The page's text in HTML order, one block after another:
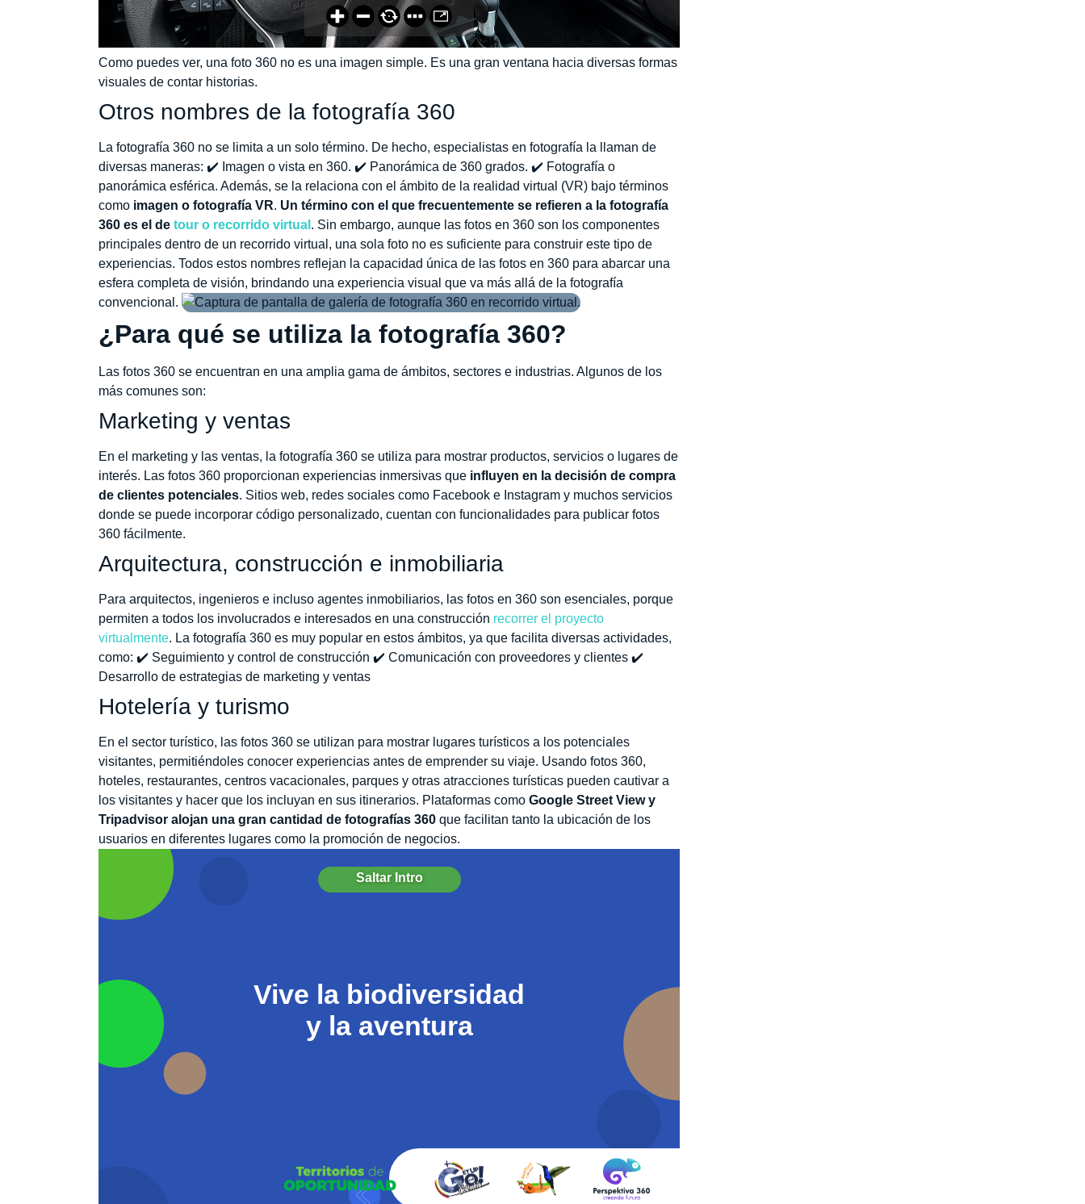
Como puedes ver, una foto 360 no es una imagen simple. Es una gran ventana hacia diversas formas
visuales de contar historias.
Otros nombres de la fotografía 360
La fotografía 360 no se limita a un solo término. De hecho, especialistas en fotografía la llaman de
diversas maneras: ✔️ Imagen o vista en 360. ✔️ Panorámica de 360 grados. ✔️ Fotografía o
panorámica esférica. Además, se la relaciona con el ámbito de la realidad virtual (VR) bajo términos
como imagen o fotografía VR. Un término con el que frecuentemente se refieren a la fotografía
360 es el de tour o recorrido virtual . Sin embargo, aunque las fotos en 360 son los componentes
principales dentro de un recorrido virtual, una sola foto no es suficiente para construir este tipo de
experiencias. Todos estos nombres reflejan la capacidad única de las fotos en 360 para abarcar una
esfera completa de visión, brindando una experiencia visual que va más allá de la fotografía
convencional.
¿Para qué se utiliza la fotografía 360?
Las fotos 360 se encuentran en una amplia gama de ámbitos, sectores e industrias. Algunos de los
más comunes son:
Marketing y ventas
En el marketing y las ventas, la fotografía 360 se utiliza para mostrar productos, servicios o lugares de
interés. Las fotos 360 proporcionan experiencias inmersivas que influyen en la decisión de compra
de clientes potenciales. Sitios web, redes sociales como Facebook e Instagram y muchos servicios
donde se puede incorporar código personalizado, cuentan con funcionalidades para publicar fotos
360 fácilmente.
Arquitectura, construcción e inmobiliaria
Para arquitectos, ingenieros e incluso agentes inmobiliarios, las fotos en 360 son esenciales, porque
permiten a todos los involucrados e interesados en una construcción recorrer el proyecto
virtualmente. La fotografía 360 es muy popular en estos ámbitos, ya que facilita diversas actividades,
como: ✔️ Seguimiento y control de construcción ✔️ Comunicación con proveedores y clientes ✔️
Desarrollo de estrategias de marketing y ventas
Hotelería y turismo
En el sector turístico, las fotos 360 se utilizan para mostrar lugares turísticos a los potenciales
visitantes, permitiéndoles conocer experiencias antes de emprender su viaje. Usando fotos 360,
hoteles, restaurantes, centros vacacionales, parques y otras atracciones turísticas pueden cautivar a
los visitantes y hacer que los incluyan en sus itinerarios. Plataformas como Google Street View y
Tripadvisor alojan una gran cantidad de fotografías 360 que facilitan tanto la ubicación de los
usuarios en diferentes lugares como la promoción de negocios.